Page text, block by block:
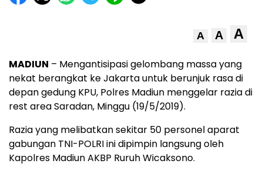
A A A
MADIUN – Mengantisipasi gelombang massa yang
nekat berangkat ke Jakarta untuk berunjuk rasa di
depan gedung KPU, Polres Madiun menggelar razia di
rest area Saradan, Minggu (19/5/2019).
Razia yang melibatkan sekitar 50 personel aparat
gabungan TNI-POLRI ini dipimpin langsung oleh
Kapolres Madiun AKBP Ruruh Wicaksono.